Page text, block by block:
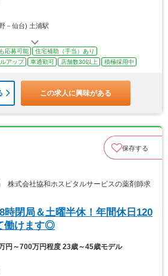
－仙台) 土浦駅
応募可能
住宅補助（手当）あり
アップ 車通勤可 店舗数30以上 積極採用中
この求人に興味がある
保存する
株式会社協和ホスピタルサービスの薬剤師求
時閉局＆土曜半休！年間休日120
働けます◎
円～700万円程度 23歳～45歳モデル